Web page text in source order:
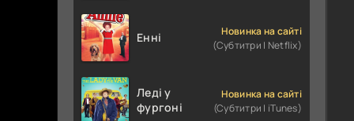
Енні
Новинка на сайті
(Субтитри | Netflix)
Леді у
фургоні
Новинка на сайті
(Субтитри | iTunes)